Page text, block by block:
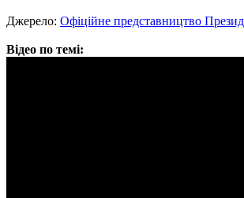
Джерело: Офiцiйне представництво
Відео по темі: